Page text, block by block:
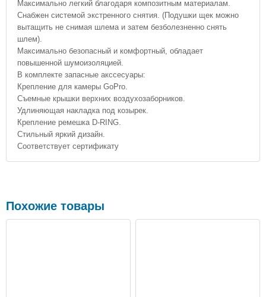
Максимально легкий благодаря композитным материалам.
Снабжен системой экстренного снятия. (Подушки щек можно
вытащить не снимая шлема и затем безболезненно снять
шлем).
Максимально безопасный и комфортный, обладает
повышенной шумоизоляцией.
В комплекте запасные акссесуары:
Крепление для камеры GoPro.
Съемные крышки верхних воздухозаборников.
Удлиняющая накладка под козырек.
Крепление ремешка D-RING.
Стильный яркий дизайн.
Соответствует сертификату
Похожие товары